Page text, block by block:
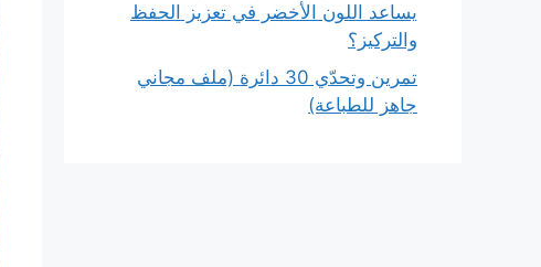
يساعد اللون الأخضر في تعزيز الحفظ
والتركيز؟
تمرين وتحدّي 30 دائرة (ملف مجاني
جاهز للطباعة)